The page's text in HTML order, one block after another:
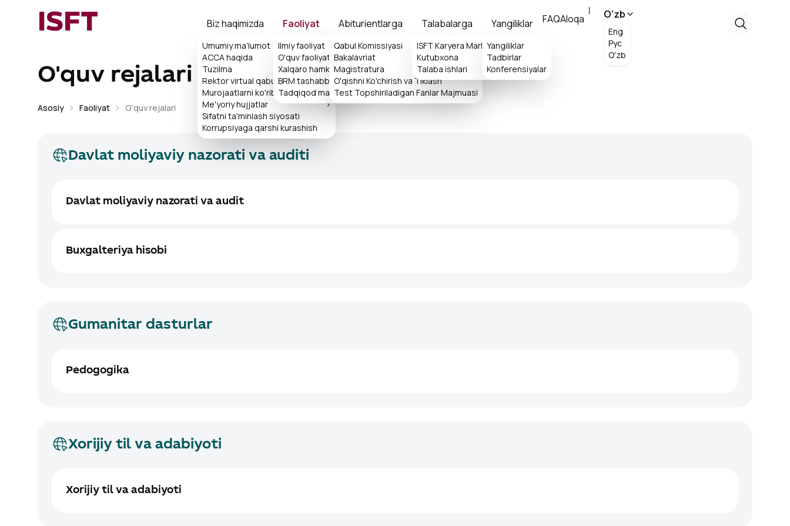
ISFT Biz haqimizda
Umumiy ma'lumot
ACCA haqida
Tuzilma
>
Rektor virtual qabulxonasi
Murojaatlarni ko'rib chiqish tartibi
Me'yoriy hujjatlar
>
Sifatni ta'minlash siyosati
Korrupsiyaga qarshi kurashish
Faoliyat
Ilmiy faoliyat
>
O'quv faoliyati
Xalqaro hamkorlik
BRM tashabbuslari>
Tadqiqod markazi
Abiturientlarga
Qabul Komissiyasi
Bakalavriat
Magistratura
O'qishni Ko'chirish va Tiklash
Test Topshiriladigan Fanlar Majmuasi
Talabalarga
ISFT Karyera Markazi>
Kutubxona
>
Talaba ishlari
Yangiliklar
Yangiliklar
Tadbirlar
Konferensiyalar
FAQAloqa O'zb
Eng
Рус
O'zb
O'quv rejalari
Asosiy Faoliyat O'quv rejalari
Davlat moliyaviy nazorati va auditi
Davlat moliyaviy nazorati va audit
Buxgalteriya hisobi
Gumanitar dasturlar
Pedogogika
Xorijiy til va adabiyoti
Xorijiy til va adabiyoti